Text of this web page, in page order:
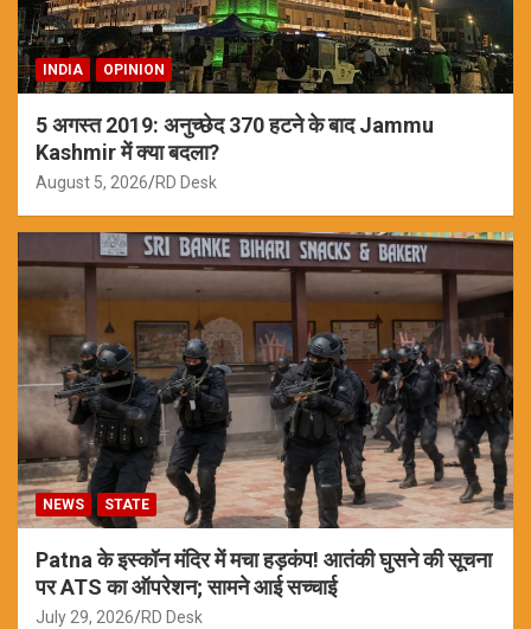
INDIA OPINION
5 अगस्त 2019: अनुच्छेद 370 हटने के बाद Jammu
Kashmir में क्या बदला?
August 5, 2026 RD Desk
NEWS STATE
Patna के इस्कॉन मंदिर में मचा हड़कंप! आतंकी घुसने की सूचना
पर ATS का ऑपरेशन; सामने आई सच्चाई
July 29, 2026 RD Desk